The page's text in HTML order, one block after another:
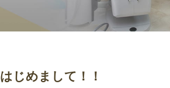
はじめまして！！